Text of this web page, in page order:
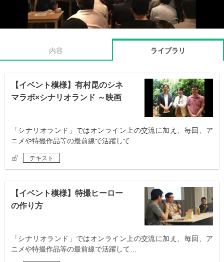
内容 ライブラリ
【イベント模様】有村昆のシネ
マラボ×シナリオランド ～映画
「シナリオランド」ではオンライン上の交流に加え、毎回、ア
ニメや特撮作品等の最前線で活躍して…
テキスト
【イベント模様】特撮ヒーロー
の作り方
「シナリオランド」ではオンライン上の交流に加え、毎回、ア
ニメや特撮作品等の最前線で活躍して…